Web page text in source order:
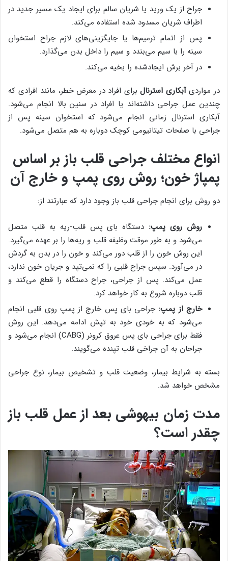
جراح از یک ورید یا شریان سالم برای ایجاد یک مسیر جدید در
اطراف شریان مسدود شده استفاده می‌کند.
پس از اتمام ترمیم‌ها یا جایگزینی‌های لازم جراح استخوان
سینه را با سیم می‌بندد و سیم را داخل بدن می‌گذارد.
در آخر برش ایجادشده را بخیه می‌کند.
در مواردیآبکاری استرنالبرای افراد در معرض خطر، مانند افرادی که
چندین عمل جراحی داشته‌اند یا افراد در سنین بالا انجام می‌شود.
آبکاری استرنال زمانی انجام می‌شود که استخوان سینه پس از
جراحی با صفحات تیتانیومی کوچک دوباره به هم متصل می‌شود.
انواع مختلف جراحی قلب باز بر اساس
پمپاژ خون؛ روش روی پمپ و خارج آن
دو روش برای انجام جراحی قلب باز وجود دارد که عبارتند از:
روش روی پمپ: دستگاه بای پس قلب-ریه به قلب متصل
می‌شود و به طور موقت وظیفه قلب و ریه‌ها را بر عهده می‌گیرد.
این روش خون را از قلب دور می‌کند و خون را در بدن به گردش
در می‌آورد. سپس جراح قلبی را که نمی‌تپد و جریان خون ندارد،
عمل می‌کند. پس از جراحی، جراح دستگاه را قطع می‌کند و
قلب دوباره شروع به کار خواهد کرد.
خارج از پمپ: جراحی بای پس خارج از پمپ روی قلبی انجام
می‌شود که به خودی خود به تپش ادامه می‌دهد. این روش
فقط برای جراحی بای پس عروق کرونر (CABG) انجام می‌‎شود و
جراحان به آن جراخی قلب تپنده می‌گویند.
بسته به شرایط بیمار، وضعیت قلب و تشخیص بیمار، نوع جراحی
مشخص خواهد شد.
مدت زمان بیهوشی بعد از عمل قلب باز
چقدر است؟